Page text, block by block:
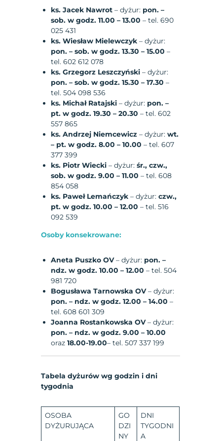
ks. Jacek Nawrot– dyżur: pon. –
sob. w godz. 11.00 – 13.00 – tel. 690
025 431
ks. Wiesław Mielewczyk– dyżur:
pon. – sob. w godz. 13.30 – 15.00 –
tel. 602 612 078
ks. Grzegorz Leszczyński– dyżur:
pon. – sob. w godz. 15.30 – 17.30 –
tel. 504 098 536
ks. Michał Ratajski– dyżur: pon. –
pt. w godz. 19.30 – 20.30 – tel. 602
557 865
ks. Andrzej Niemcewicz – dyżur:wt.
– pt. w godz. 8.00 – 10.00 – tel. 607
377 399
ks. Piotr Wiecki– dyżur:śr., czw.,
sob. w godz. 9.00 – 11.00 – tel. 608
854 058
ks. Paweł Lemańczyk– dyżur:czw.,
pt. w godz. 10.00 – 12.00 – tel. 516
092 539
Osoby konsekrowane:
Aneta Puszko OV– dyżur: pon. –
ndz. w godz. 10.00 – 12.00 – tel. 504
981 720
Bogusława Tarnowska OV– dyżur:
pon. – ndz. w godz. 12.00 – 14.00–
tel. 608 601 309
Joanna Rostankowska OV– dyżur:
pon. – ndz. w godz. 9.00 – 10.00
oraz 18.00-19.00– tel. 507 337 199
Tabela dyżurów wg godzin i dni
tygodnia
OSOBA
DYŻURUJĄCA
GO
DZI
NY
DNI
TYGODNI
A